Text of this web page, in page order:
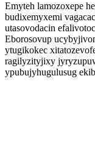
Emyteh lamozoxepe
budixemyxemi
utasovodacin
Eborosovup
ytugikokec
ragilyzityjixy
ypubujyhugulusug